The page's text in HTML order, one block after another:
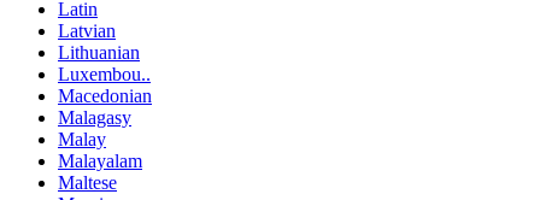
Latin
Latvian
Lithuanian
Luxembou..
Macedonian
Malagasy
Malay
Malayalam
Maltese